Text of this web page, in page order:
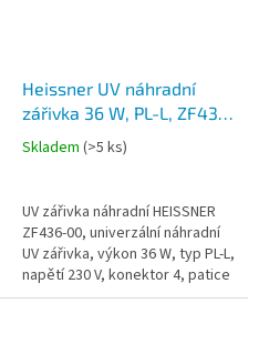
Heissner UV náhradní
zářivka 36 W, PL-L, ZF436-
00
Skladem (>5 ks)
UV zářivka náhradní HEISSNER
ZF436-00, univerzální náhradní
UV zářivka, výkon 36 W, typ PL-L,
napětí 230 V, konektor 4, patice
2G11, délka s paticí cca 411 mm,